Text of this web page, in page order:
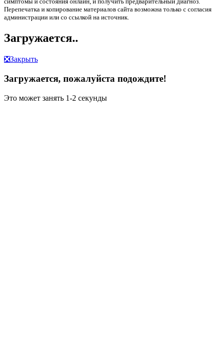
Перепечатка и копирование материалов сайта возможна только с согласия
администрации или со ссылкой на источник.
Загружается..
❎Закрыть
Загружается, пожалуйста подождите!
Это может занять 1-2 секунды